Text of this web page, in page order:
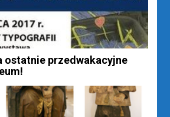
ostatnie przedwakacyjne